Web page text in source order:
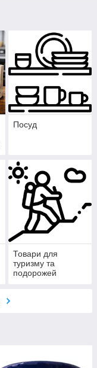
Посуд
Товари для
туризму та
подорожей